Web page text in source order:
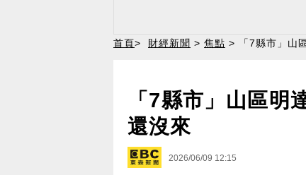
首頁> 財經新聞 > 焦點 > 「7縣市」山
「7縣市」山區明
還沒來
2026/06/09 12:15